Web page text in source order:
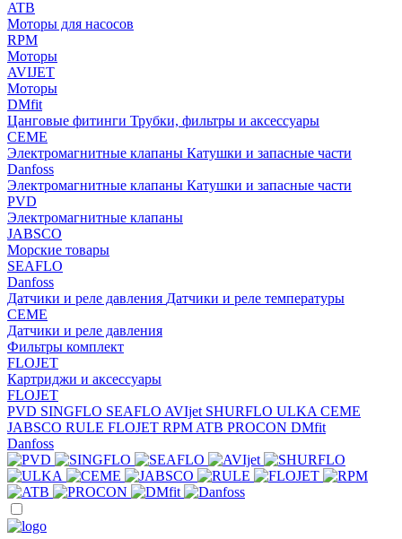
ATB
Моторы для насосов
RPM
Моторы
AVIJET
Моторы
DMfit
Цанговые фитинги Трубки, фильтры и аксессуары
CEME
Электромагнитные клапаны Катушки и запасные части
Danfoss
Электромагнитные клапаны Катушки и запасные части
PVD
Электромагнитные клапаны
JABSCO
Морские товары
SEAFLO
Danfoss
Датчики и реле давления Датчики и реле температуры
CEME
Датчики и реле давления
Фильтры комплект
FLOJET
Картриджи и аксессуары
FLOJET
PVD SINGFLO SEAFLO AVIjet SHURFLO ULKA CEME
JABSCO RULE FLOJET RPM ATB PROCON DMfit
Danfoss